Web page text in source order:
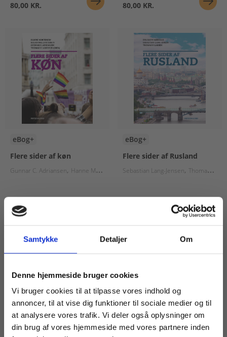
Samtykke Detaljer Om
Denne hjemmeside bruger cookies
Vi bruger cookies til at tilpasse vores indhold og
annoncer, til at vise dig funktioner til sociale medier og til
at analysere vores trafik. Vi deler også oplysninger om
din brug af vores hjemmeside med vores partnere inden
80,00 KR.
80,00 KR.
eBog+
Flere sider af køn
Gunnar C. Adriansen Hanne Mortensen Susan Pauli Thomas P. Larsen
Fra
eBog+
Flere sider af Rusland
Sebastian Lang-Jensen Thomas P. Larsen
Køb læremidler og find masterclasses mm.
Fortsæt som: